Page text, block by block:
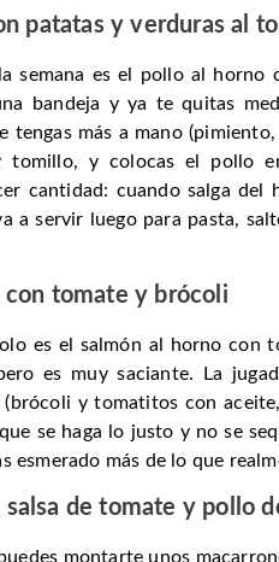
patatas y verduras al
semana es el pollo al
bandeja y ya te quitas
tengas más a mano
tomillo, y colocas el pollo
cantidad: cuando salga del
a servir luego para pasta,
con tomate y brócoli
es el salmón al horno con
es muy saciante. La
(brócoli y tomatitos con
se haga lo justo y no se
esmerado más de lo que
de tomate y pollo
montarte unos